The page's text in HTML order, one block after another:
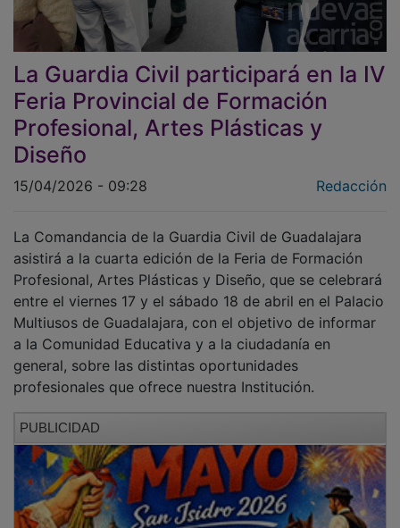
La Guardia Civil participará en la IV
Feria Provincial de Formación
Profesional, Artes Plásticas y
Diseño
asistirá a la cuarta edición de la Feria de Formación
Profesional, Artes Plásticas y Diseño, que se celebrará
entre el viernes 17 y el sábado 18 de abril en el Palacio
Multiusos de Guadalajara, con el objetivo de informar
a la Comunidad Educativa y a la ciudadanía en
general, sobre las distintas oportunidades
profesionales que ofrece nuestra Institución.